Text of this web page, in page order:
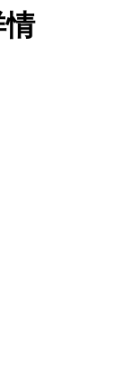
情